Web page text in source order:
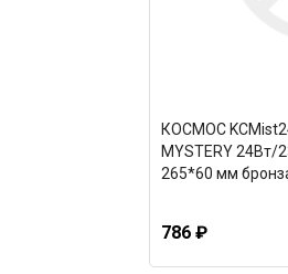
КОСМОС
MYSTERY
265*60 мм
786 ₽